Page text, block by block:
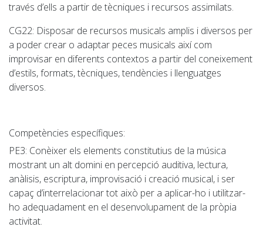
través d’ells a partir de tècniques i recursos assimilats.
CG22: Disposar de recursos musicals amplis i diversos per
a poder crear o adaptar peces musicals així com
improvisar en diferents contextos a partir del coneixement
d’estils, formats, tècniques, tendències i llenguatges
diversos.
Competències específiques:
PE3: Conèixer els elements constitutius de la música
mostrant un alt domini en percepció auditiva, lectura,
anàlisis, escriptura, improvisació i creació musical, i ser
capaç d’interrelacionar tot això per a aplicar-ho i utilitzar-
ho adequadament en el desenvolupament de la pròpia
activitat.